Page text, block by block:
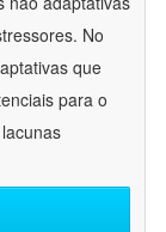
No
que
para o